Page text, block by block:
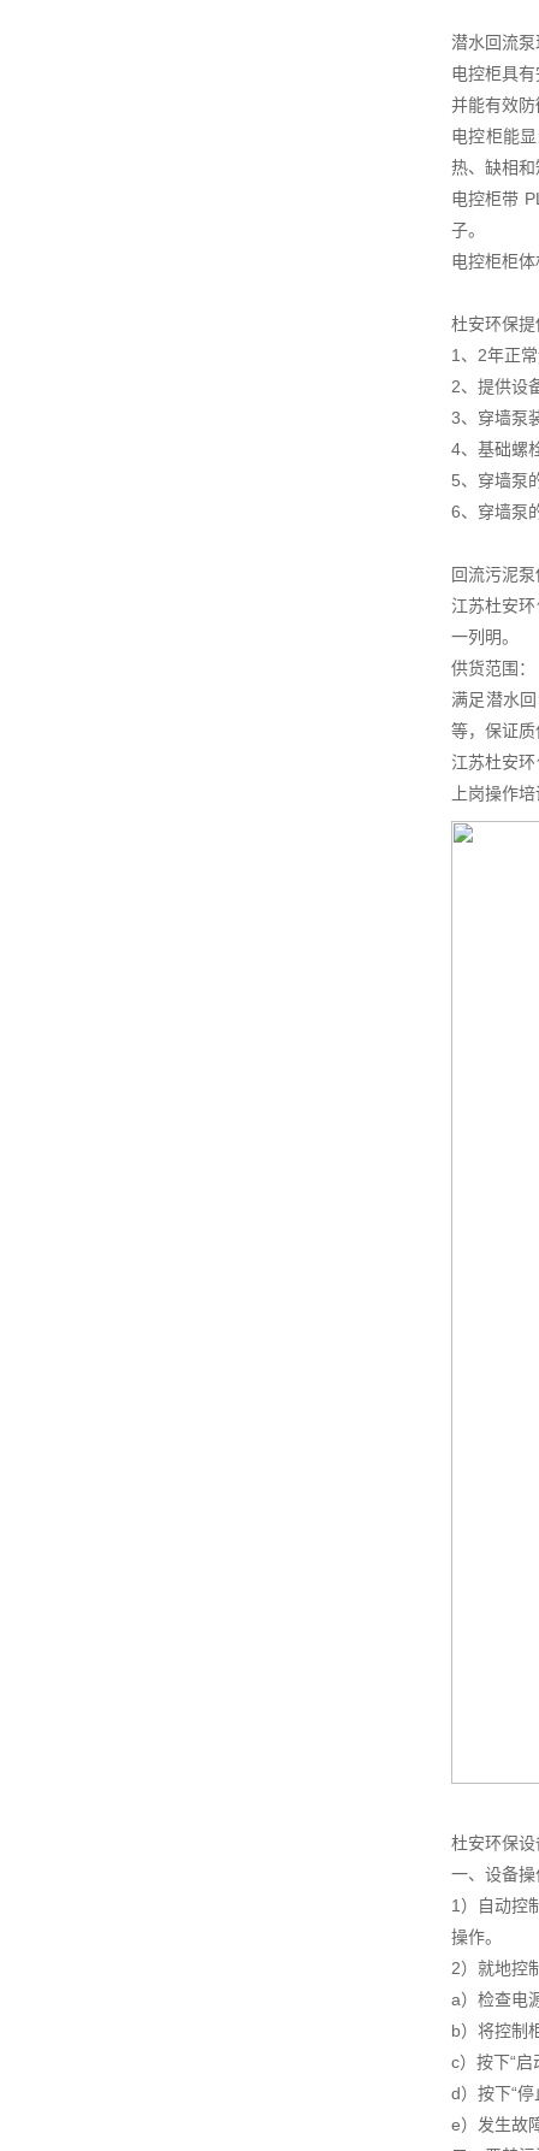
潜水回流
电控柜具
并能有效
电控柜能
热、缺相
电控柜带
子。
电控柜柜
杜安环保
1、2年正
2、提供设
3、穿墙泵
4、基础螺
5、穿墙泵
6、穿墙泵
回流污泥
江苏杜安
一列明。
供货范围：
满足潜水
等，保证
江苏杜安
上岗操作
杜安环保
一、设备操
1）自动控
操作。
2）就地控
a）检查电
b）将控制
c）按下“
d）按下“
e）发生故